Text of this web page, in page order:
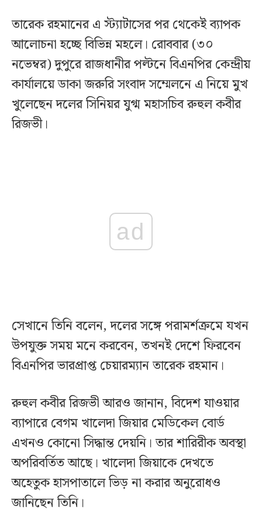
তারেক রহমানের এ স্ট্যাটাসের পর থেকেই ব্যাপক
আলোচনা হচ্ছে বিভিন্ন মহলে। রোববার (৩০
নভেম্বর) দুপুরে রাজধানীর পল্টনে বিএনপির কেন্দ্রীয়
কার্যালয়ে ডাকা জরুরি সংবাদ সম্মেলনে এ নিয়ে মুখ
খুলেছেন দলের সিনিয়র যুগ্ম মহাসচিব রুহুল কবীর
রিজভী।
ad
সেখানে তিনি বলেন, দলের সঙ্গে পরামর্শক্রমে যখন
উপযুক্ত সময় মনে করবেন, তখনই দেশে ফিরবেন
বিএনপির ভারপ্রাপ্ত চেয়ারম্যান তারেক রহমান।
রুহুল কবীর রিজভী আরও জানান, বিদেশ যাওয়ার
ব্যাপারে বেগম খালেদা জিয়ার মেডিকেল বোর্ড
এখনও কোনো সিদ্ধান্ত দেয়নি। তার শারিরীক অবস্থা
অপরিবর্তিত আছে। খালেদা জিয়াকে দেখতে
অহেতুক হাসপাতালে ভিড় না করার অনুরোধও
জানিছেন তিনি।